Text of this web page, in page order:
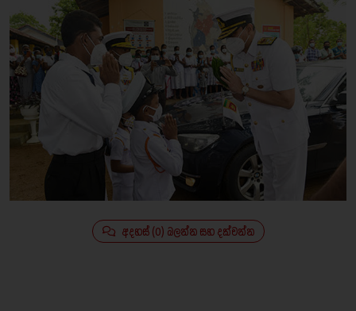
අදහස් (0) බලන්න සහ දක්වන්න